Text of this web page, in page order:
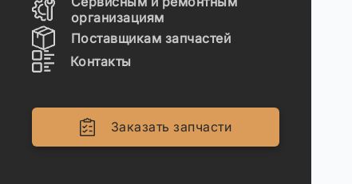
организациям
Поставщикам запчастей
Контакты
Заказать запчасти